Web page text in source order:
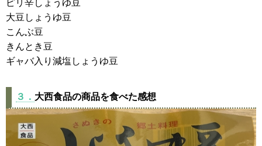
ピリ辛しょうゆ豆
大豆しょうゆ豆
こんぶ豆
きんとき豆
ギャバ入り減塩しょうゆ豆
３． 大西食品の商品を食べた感想